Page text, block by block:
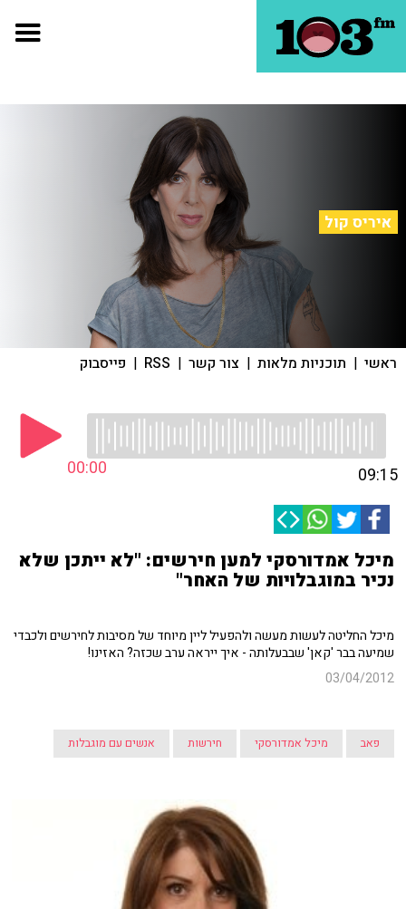
איריס קול
ראשי | תוכניות מלאות | צור קשר |
RSS
| פייסבוק
00:00 09:15
מיכל אמדורסקי למען חירשים: "לא ייתכן שלא
נכיר במוגבלויות של האחר"
מיכל החליטה לעשות מעשה ולהפעיל ליין מיוחד של מסיבות לחירשים ולכבדי
שמיעה בבר 'קאן' שבבעלותה - איך ייראה ערב שכזה? האזינו!
03/04/2012
פאב מיכל אמדורסקי חירשות אנשים עם מוגבלות